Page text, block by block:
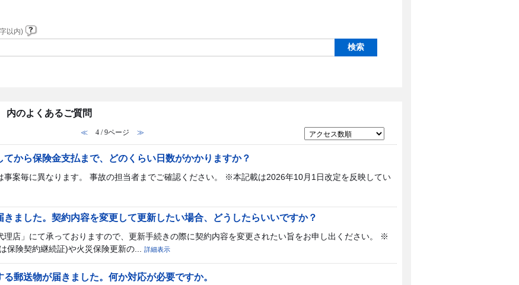
以内)
内のよくあるご質問
≪ 4 / 9ページ ≫
てから保険金支払まで、どのくらい日数がかかりますか？
事案毎に異なります。 事故の担当者までご確認ください。 ※本記載は2026年10月1日改定を反映してい
きました。契約内容を変更して更新したい場合、どうしたらいいですか？
理店」にて承っておりますので、更新手続きの際に契約内容を変更されたい旨をお申し出ください。 ※
保険契約継続証)や火災保険更新の...
詳細表示
る郵送物が届きました。何か対応が必要ですか。